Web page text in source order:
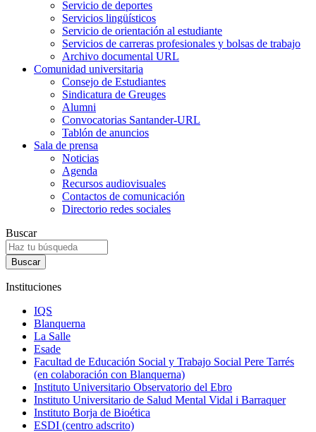
Servicio de deportes
Servicios lingüísticos
Servicio de orientación al estudiante
Servicios de carreras profesionales y bolsas de trabajo
Archivo documental URL
Comunidad universitaria
Consejo de Estudiantes
Sindicatura de Greuges
Alumni
Convocatorias Santander-URL
Tablón de anuncios
Sala de prensa
Noticias
Agenda
Recursos audiovisuales
Contactos de comunicación
Directorio redes sociales
Buscar
Instituciones
IQS
Blanquerna
La Salle
Esade
Facultad de Educación Social y Trabajo Social Pere Tarrés
(en colaboración con Blanquerna)
Instituto Universitario Observatorio del Ebro
Instituto Universitario de Salud Mental Vidal i Barraquer
Instituto Borja de Bioética
ESDI (centro adscrito)